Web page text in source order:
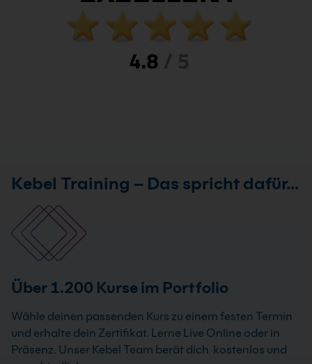
Kebel Training – Das spricht dafür…
Über 1.200 Kurse im Portfolio
Wähle deinen passenden Kurs zu einem festen Termin
und erhalte dein Zertifikat. Lerne Live Online oder in
Präsenz. Unser Kebel Team berät dich kostenlos und